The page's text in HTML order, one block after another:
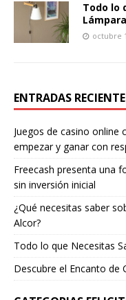
Todo lo
octubre
ENTRADAS
Juegos de casino online
empezar y ganar con
Freecash presenta una
sin inversión inicial
¿Qué necesitas saber
Alcor?
Todo lo que Necesitas
Descubre el Encanto de